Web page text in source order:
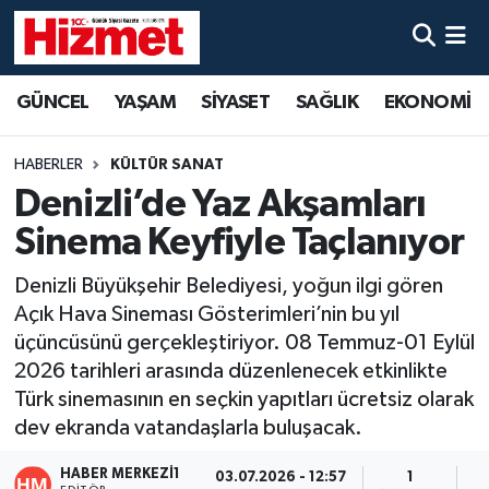
GÜNCEL YAŞAM SİYASET SAĞLIK EKONOMİ
HABERLER KÜLTÜR SANAT
Denizli’de Yaz Akşamları
Sinema Keyfiyle Taçlanıyor
Denizli Büyükşehir Belediyesi, yoğun ilgi gören
Açık Hava Sineması Gösterimleri’nin bu yıl
üçüncüsünü gerçekleştiriyor. 08 Temmuz-01 Eylül
2026 tarihleri arasında düzenlenecek etkinlikte
Türk sinemasının en seçkin yapıtları ücretsiz olarak
dev ekranda vatandaşlarla buluşacak.
HABER MERKEZI1 03.07.2026 - 12:57 1
YAŞAM
SİYASET
SAĞLIK
EKONOMİ
KÜLTÜR SANAT
SPOR
MAGAZİN
Denizli Hava Durumu
Denizli Trafik Yoğunluk Haritası
Süper Lig Puan Durumu ve Fikstür
Tüm Manşetler
Son Dakika Haberleri
Haber Arşivi